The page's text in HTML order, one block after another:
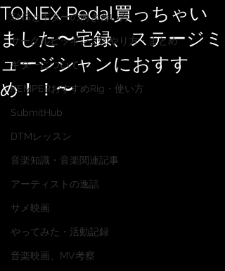
SNSとギターの向き合い方
サークルピッキングのやり方・まとめ
ギターについて
KEMPERおすすめRig・使い方
SubmitHub
DTMレッスン
音楽知識・音楽関連記事
アーティストの逸話
サメ映画
やってみた・活動記録
音楽映画、MV考察
TONEX Pedal買っちゃい
ました〜宅録、ステージミ
ュージシャンにおすす
め！！〜